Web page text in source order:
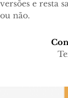
versões e resta
ou não.